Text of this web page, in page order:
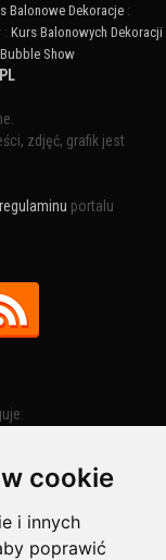
cookie
i innych
poprawić
Balonowe Dekoracje :
: Kurs Balonowych Dekoracji
Bubble Show
zdjęć, grafik jest
regulaminu portalu
wejherowskim